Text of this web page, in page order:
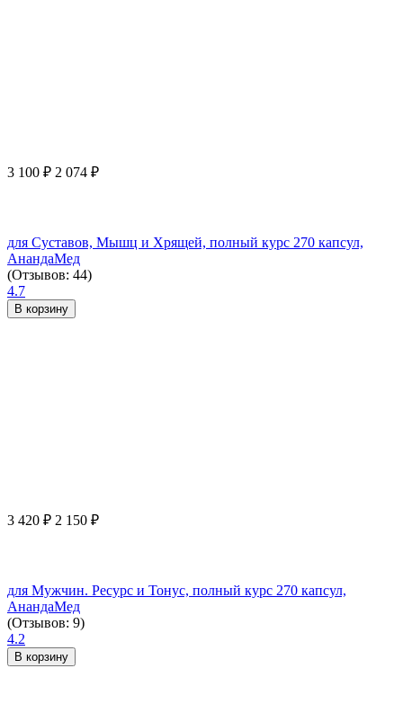
3 100 ₽ 2 074 ₽
для Суставов, Мышц и Хрящей, полный курс 270 капсул,
АнандаМед
(Отзывов: 44)
4.7
В корзину
3 420 ₽ 2 150 ₽
для Мужчин. Ресурс и Тонус, полный курс 270 капсул,
АнандаМед
(Отзывов: 9)
4.2
В корзину